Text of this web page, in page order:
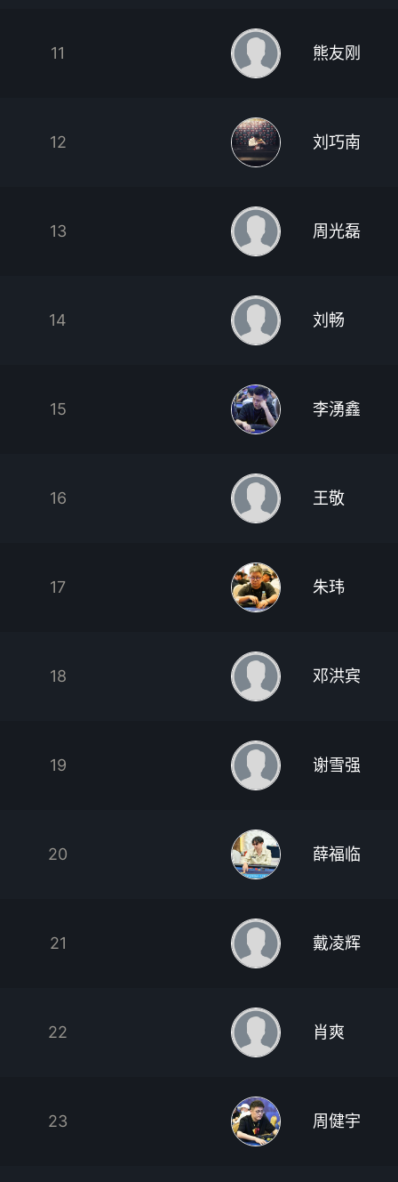
11 熊友刚
12 刘巧南
13 周光磊
14 刘畅
15 李湧鑫
16 王敬
17 朱玮
18 邓洪宾
19 谢雪强
20 薛福临
21 戴凌辉
22 肖爽
23 周健宇